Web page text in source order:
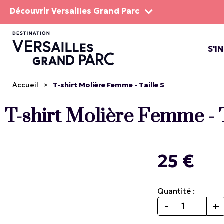
Découvrir Versailles Grand Parc
Accueil > T-shirt Molière Femme - Taille S
T-shirt Molière Femme -
25 €
Quantité :
- +